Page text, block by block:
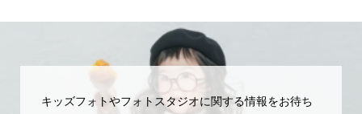
キッズフォトやフォトスタジオに関する情報をお待ち